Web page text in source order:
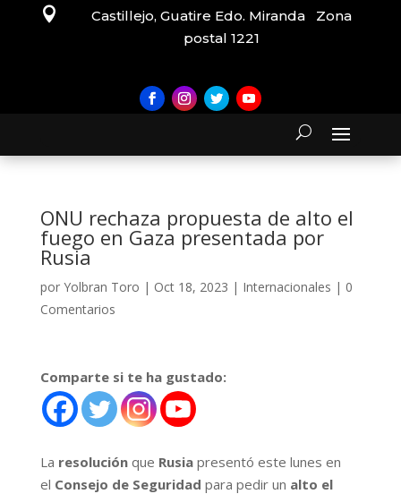

Castillejo, Guatire Edo. Miranda Zona
postal 1221
ONU rechaza propuesta de alto el
fuego en Gaza presentada por
Rusia
por Yolbran Toro | Oct 18, 2023 | Internacionales | 0
Comentarios
Comparte si te ha gustado:
La resoluciónque Rusiapresentó este lunes en
el Consejo de Seguridad para pedir un alto el